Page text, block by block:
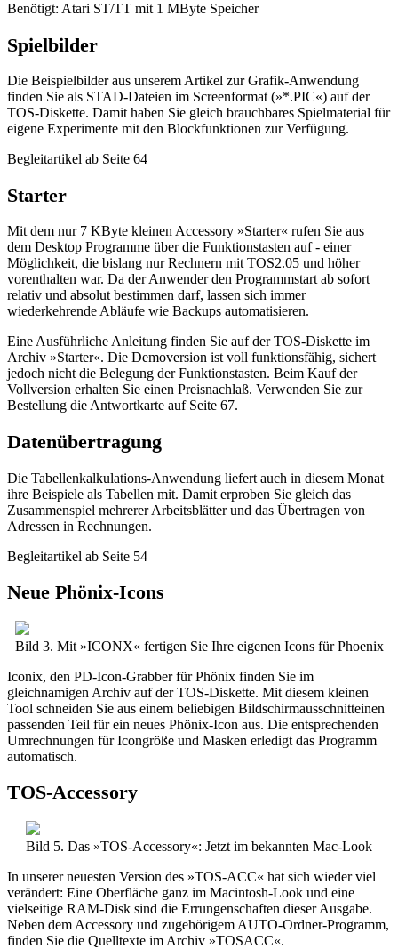
Benötigt: Atari ST/TT mit 1 MByte Speicher
Spielbilder
Die Beispielbilder aus unserem Artikel zur Grafik-Anwendung
finden Sie als STAD-Dateien im Screenformat (»*.PIC«) auf der
TOS-Diskette. Damit haben Sie gleich brauchbares Spielmaterial für
eigene Experimente mit den Blockfunktionen zur Verfügung.
Begleitartikel ab Seite 64
Starter
Mit dem nur 7 KByte kleinen Accessory »Starter« rufen Sie aus
dem Desktop Programme über die Funktionstasten auf - einer
Möglichkeit, die bislang nur Rechnern mit TOS2.05 und höher
vorenthalten war. Da der Anwender den Programmstart ab sofort
relativ und absolut bestimmen darf, lassen sich immer
wiederkehrende Abläufe wie Backups automatisieren.
Eine Ausführliche Anleitung finden Sie auf der TOS-Diskette im
Archiv »Starter«. Die Demoversion ist voll funktionsfähig, sichert
jedoch nicht die Belegung der Funktionstasten. Beim Kauf der
Vollversion erhalten Sie einen Preisnachlaß. Verwenden Sie zur
Bestellung die Antwortkarte auf Seite 67.
Datenübertragung
Die Tabellenkalkulations-Anwendung liefert auch in diesem Monat
ihre Beispiele als Tabellen mit. Damit erproben Sie gleich das
Zusammenspiel mehrerer Arbeitsblätter und das Übertragen von
Adressen in Rechnungen.
Begleitartikel ab Seite 54
Neue Phönix-Icons
Bild 3. Mit »ICONX« fertigen Sie Ihre eigenen Icons für Phoenix
Iconix, den PD-Icon-Grabber für Phönix finden Sie im
gleichnamigen Archiv auf der TOS-Diskette. Mit diesem kleinen
Tool schneiden Sie aus einem beliebigen Bildschirmausschnitteinen
passenden Teil für ein neues Phönix-Icon aus. Die entsprechenden
Umrechnungen für Icongröße und Masken erledigt das Programm
automatisch.
TOS-Accessory
Bild 5. Das »TOS-Accessory«: Jetzt im bekannten Mac-Look
In unserer neuesten Version des »TOS-ACC« hat sich wieder viel
verändert: Eine Oberfläche ganz im Macintosh-Look und eine
vielseitige RAM-Disk sind die Errungenschaften dieser Ausgabe.
Neben dem Accessory und zugehörigem AUTO-Ordner-Programm,
finden Sie die Quelltexte im Archiv »TOSACC«.